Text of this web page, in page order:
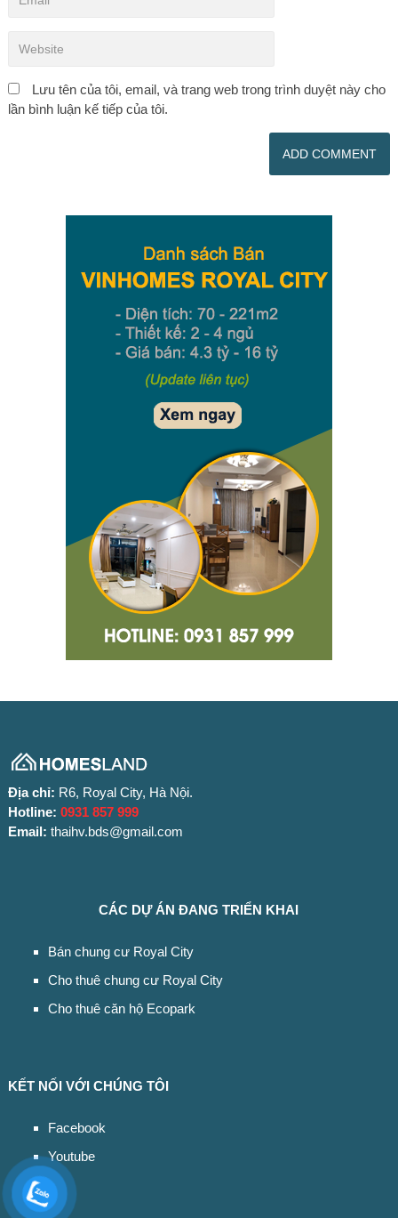
Lưu tên của tôi, email, và trang web trong trình duyệt này cho
lần bình luận kế tiếp của tôi.
Địa chỉ: R6, Royal City, Hà Nội.
Hotline: 0931 857 999
Email: thaihv.bds@gmail.com
CÁC DỰ ÁN ĐANG TRIỂN KHAI
Bán chung cư Royal City
Cho thuê chung cư Royal City
Cho thuê căn hộ Ecopark
KẾT NỐI VỚI CHÚNG TÔI
Facebook
Youtube